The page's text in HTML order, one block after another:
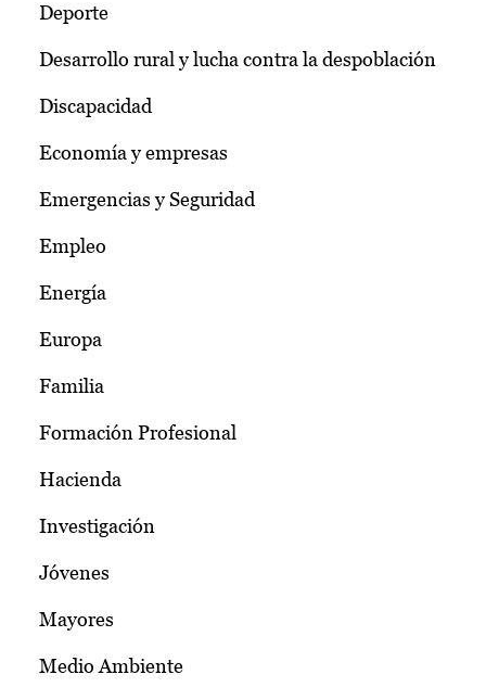
Deporte
Desarrollo rural y lucha contra la despoblación
Discapacidad
Economía y empresas
Emergencias y Seguridad
Empleo
Energía
Europa
Familia
Formación Profesional
Hacienda
Investigación
Jóvenes
Mayores
Medio Ambiente